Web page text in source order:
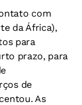
com
da África),
para
prazo, para
de
As